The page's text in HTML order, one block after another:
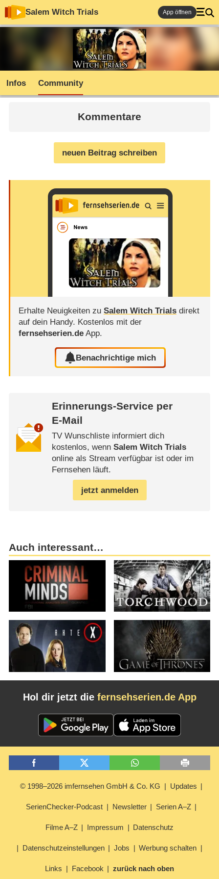
Salem Witch Trials App öffnen
Infos Community
Kommentare
neuen Beitrag schreiben
Erhalte Neuigkeiten zu Salem Witch Trialsdirekt
auf dein Handy. Kostenlos mit der
fernsehserien.deApp.
Benachrichtige mich
Erinnerungs-Service per
E-Mail
TV Wunschliste informiert dich
kostenlos, wenn Salem Witch Trials
online als Stream verfügbar ist oder im
Fernsehen läuft.
jetzt anmelden
Auch interessant…
Hol dir jetzt die fernsehserien.de App
© 1998–2026 imfernsehen GmbH & Co. KG Updates
SerienChecker-Podcast Newsletter Serien A–Z
Filme A–Z Impressum Datenschutz
Datenschutzeinstellungen Jobs Werbung schalten
Links Facebook zurück nach oben